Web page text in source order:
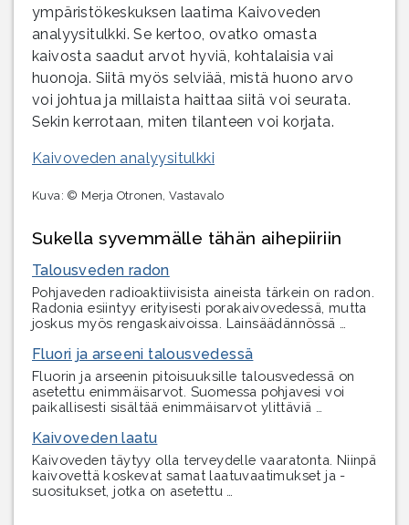
ympäristökeskuksen laatima Kaivoveden
analyysitulkki. Se kertoo, ovatko omasta
kaivosta saadut arvot hyviä, kohtalaisia vai
huonoja. Siitä myös selviää, mistä huono arvo
voi johtua ja millaista haittaa siitä voi seurata.
Sekin kerrotaan, miten tilanteen voi korjata.
Kaivoveden analyysitulkki
Kuva: © Merja Otronen, Vastavalo
Sukella syvemmälle tähän aihepiiriin
Talousveden radon
Pohjaveden radioaktiivisista aineista tärkein on radon.
Radonia esiintyy erityisesti porakaivovedessä, mutta
joskus myös rengaskaivoissa. Lainsäädännössä …
Fluori ja arseeni talousvedessä
Fluorin ja arseenin pitoisuuksille talousvedessä on
asetettu enimmäisarvot. Suomessa pohjavesi voi
paikallisesti sisältää enimmäisarvot ylittäviä …
Kaivoveden laatu
Kaivoveden täytyy olla terveydelle vaaratonta. Niinpä
kaivovettä koskevat samat laatuvaatimukset ja -
suositukset, jotka on asetettu …